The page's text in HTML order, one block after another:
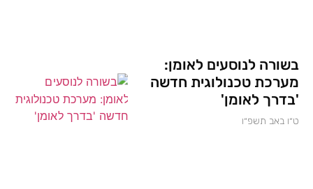
בשורה לנוסעים לאומן:
מערכת טכנולוגית חדשה
'בדרך לאומן'
ט״ו באב תשפ״ו